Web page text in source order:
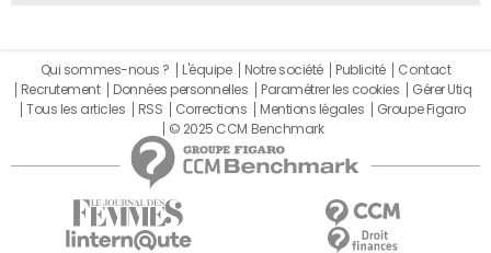
Qui sommes-nous ? L'équipe Notre société Publicité
Contact
Recrutement
Données personnelles Paramétrer les cookies
Gérer Utiq
Tous les articles
RSS Corrections Mentions légales
Groupe Figaro
© 2025 CCM Benchmark